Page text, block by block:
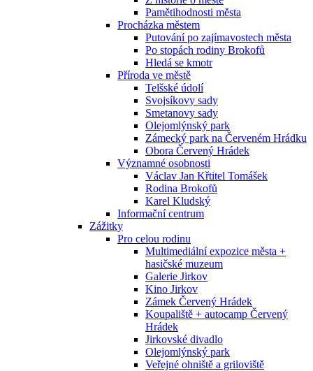
Pamětihodnosti města
Procházka městem
Putování po zajímavostech města
Po stopách rodiny Brokofů
Hledá se kmotr
Příroda ve městě
Telšské údolí
Svojsíkovy sady
Smetanovy sady
Olejomlýnský park
Zámecký park na Červeném Hrádku
Obora Červený Hrádek
Významné osobnosti
Václav Jan Křtitel Tomášek
Rodina Brokofů
Karel Kludský
Informační centrum
Zážitky
Pro celou rodinu
Multimediální expozice města +
hasičské muzeum
Galerie Jirkov
Kino Jirkov
Zámek Červený Hrádek
Koupaliště + autocamp Červený
Hrádek
Jirkovské divadlo
Olejomlýnský park
Veřejné ohniště a griloviště